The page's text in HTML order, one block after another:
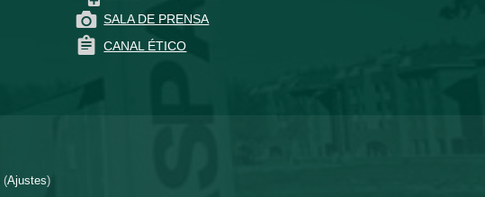
SALA DE PRENSA
CANAL ÉTICO
(Ajustes)